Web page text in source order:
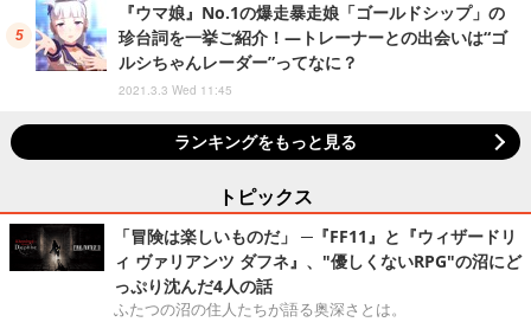
『ウマ娘』No.1の爆走暴走娘「ゴールドシップ」の
珍台詞を一挙ご紹介！―トレーナーとの出会いは“ゴ
ルシちゃんレーダー”ってなに？
2021.3.3 Wed 11:45
ランキングをもっと見る
トピックス
「冒険は楽しいものだ」 ─『FF11』と『ウィザードリ
ィ ヴァリアンツ ダフネ』、"優しくないRPG"の沼にど
っぷり沈んだ4人の話
ふたつの沼の住人たちが語る奥深さとは。